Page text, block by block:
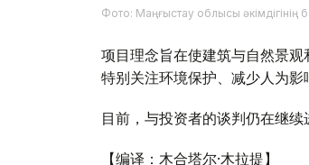
Фото: Маңғыстау облысы әкімдігінің
项目理念旨在使建筑与自然景
特别关注环境保护、减少人为影
目前，与投资者的谈判仍在继续
【编译：木合塔尔·木拉提】